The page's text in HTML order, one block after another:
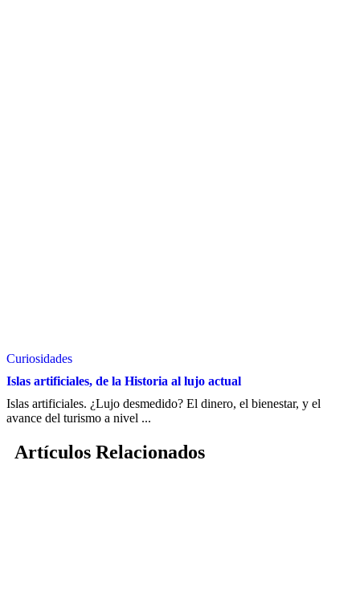
Curiosidades
Islas artificiales, de la Historia al lujo actual
Islas artificiales. ¿Lujo desmedido? El dinero, el bienestar, y el
avance del turismo a nivel ...
Artículos Relacionados